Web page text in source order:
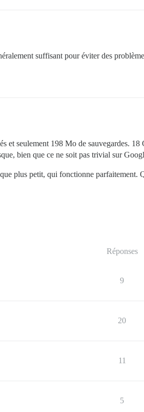
suffisant pour éviter des
seulement 198 Mo de sauvegardes. 18
bien que ce ne soit pas trivial sur
plus petit, qui fonctionne parfaitement.
Réponses
9
20
11
5